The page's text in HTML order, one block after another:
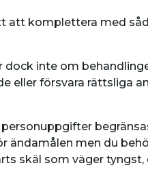
att komplettera med
inte om
eller försvara rättsliga
men du
skäl som väger